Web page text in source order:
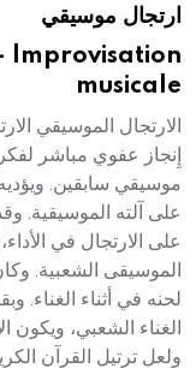
هيئة الموسوعة
ارتجال موسيقي
Improvisation
musicale
إِنجاز عفوي مباشر
موسيقي سابقين.
على آلته الموسيقية.
على الارتجال في
الموسيقى الشعبية.
لحنه في أثناء الغناء.
الغناء الشعبي، ويكون
ولعل ترتيل القرآن